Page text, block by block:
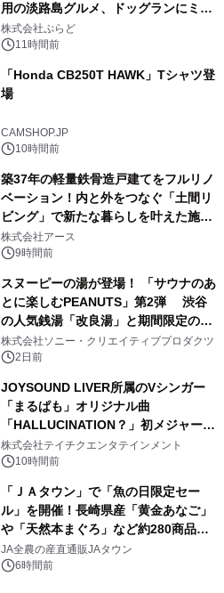
用の淡路島グルメ、ドッグランにミニ
プール グランピングとトレーラーハウ
スの2施設で
株式会社ぷらど
11時間前
「Honda CB250T HAWK」Tシャツ登
場
CAMSHOP.JP
10時間前
築37年の軽量鉄骨造戸建てをフルリノ
ベーション！内と外をつなぐ「土間リ
ビング」で新たな暮らしを叶えた施工
事例を株式会社アースが公開
株式会社アース
9時間前
スヌーピーの湯が登場！ 「サウナのあ
とに楽しむPEANUTS」第2弾 渋谷
の人気銭湯「改良湯」と期間限定のコ
ラボレーション サウナイキタイコラ
ボグッズも発売決定！
株式会社ソニー・クリエイティブプロダクツ
2日前
JOYSOUND LIVER所属のVシンガー
「まるぱも」オリジナル曲
「HALLUCINATION？」初メジャー配
信リリース決定！
株式会社テイチクエンタテインメント
10時間前
「ＪＡタウン」で「魚の日限定セー
ル」を開催！長崎県産「黄金あなご」
や「天然本まぐろ」など約280商品を
販売！～毎月１０日の定例企画～
JA全農の産直通販JAタウン
6時間前